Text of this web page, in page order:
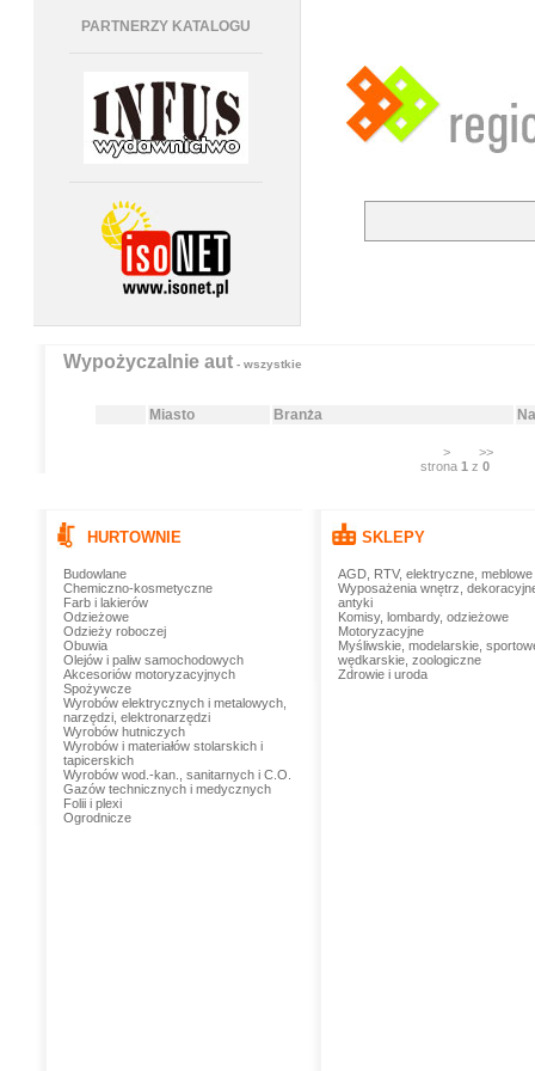
PARTNERZY KATALOGU
Wypożyczalnie aut- wszystkie
Miasto Branża
>
>>
strona 1 z 0
HURTOWNIE
Budowlane
Chemiczno-kosmetyczne
Farb i lakierów
Odzieżowe
Odzieży roboczej
Obuwia
Olejów i paliw samochodowych
Akcesoriów motoryzacyjnych
Spożywcze
Wyrobów elektrycznych i metalowych,
narzędzi, elektronarzędzi
Wyrobów hutniczych
Wyrobów i materiałów stolarskich i
tapicerskich
Wyrobów wod.-kan., sanitarnych i C.O.
Gazów technicznych i medycznych
Folii i plexi
Ogrodnicze
SKLEPY
AGD, RTV, elektryczne, meblowe
Wyposażenia wnętrz,
antyki
Komisy, lombardy, odzieżowe
Motoryzacyjne
Myśliwskie, modelarskie,
wędkarskie, zoologiczne
Zdrowie i uroda